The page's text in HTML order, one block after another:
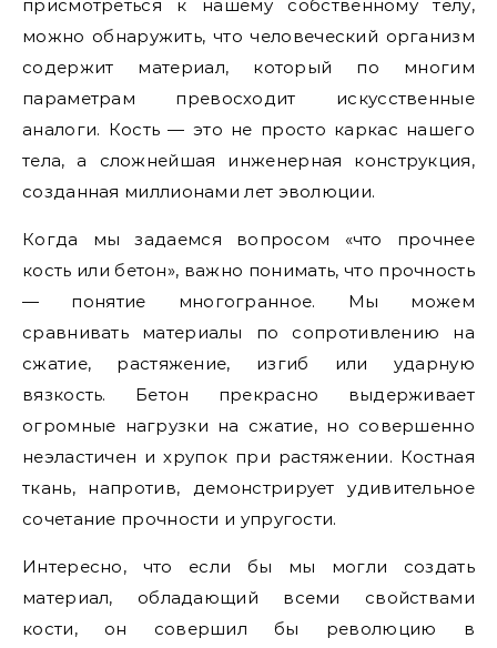
присмотреться к нашему собственному телу,
можно обнаружить, что человеческий организм
содержит материал, который по многим
параметрам превосходит искусственные
аналоги. Кость — это не просто каркас нашего
тела, а сложнейшая инженерная конструкция,
созданная миллионами лет эволюции.
Когда мы задаемся вопросом «что прочнее
кость или бетон», важно понимать, что прочность
— понятие многогранное. Мы можем
сравнивать материалы по сопротивлению на
сжатие, растяжение, изгиб или ударную
вязкость. Бетон прекрасно выдерживает
огромные нагрузки на сжатие, но совершенно
неэластичен и хрупок при растяжении. Костная
ткань, напротив, демонстрирует удивительное
сочетание прочности и упругости.
Интересно, что если бы мы могли создать
материал, обладающий всеми свойствами
кости, он совершил бы революцию в